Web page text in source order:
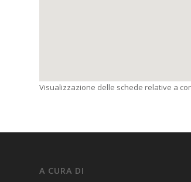
Visualizzazione delle schede relative a
A CURA DI